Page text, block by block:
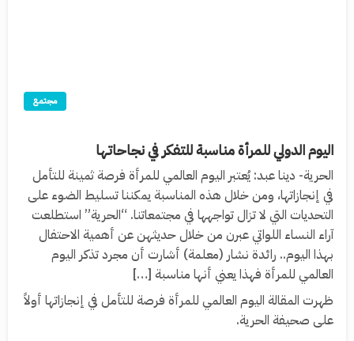
مجتمع
اليوم الدولي للمرأة مناسبة للتفكر في نجاحاتها
الحرية- دينا عبد: يُعتبر اليوم العالمي للمرأة فرصة ثمينة للتأمل
في إنجازاتها، ومن خلال هذه المناسبة يمكننا تسليط الضوء على
التحديات التي لا تزال تواجهها في مجتمعاتنا. “الحرية” استطلعت
آراء النساء اللواتي عبرن من خلال حديثهن عن أهمية الاحتفال
بهذا اليوم.. رائدة نشار (معلمة) أشارت أن مجرد تذكر اليوم
العالمي للمرأة فهذا يعني أنها مناسبة […]
ظهرت المقالة اليوم العالمي للمرأة فرصة للتأمل في إنجازاتها أولاً
على صحيفة الحرية.